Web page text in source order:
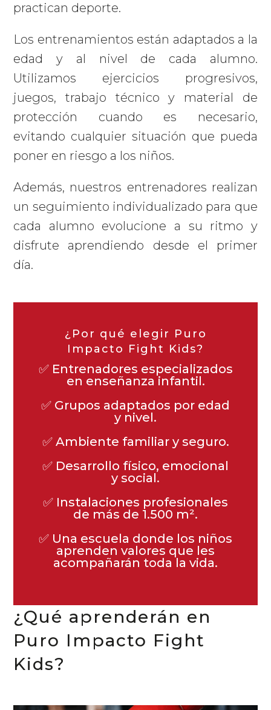
practican deporte.
Los entrenamientos están adaptados a la
edad y al nivel de cada alumno.
Utilizamos ejercicios progresivos,
juegos, trabajo técnico y material de
protección cuando es necesario,
evitando cualquier situación que pueda
poner en riesgo a los niños.
Además, nuestros entrenadores realizan
un seguimiento individualizado para que
cada alumno evolucione a su ritmo y
disfrute aprendiendo desde el primer
día.
¿Por qué elegir Puro
Impacto Fight Kids?
✅ Entrenadores especializados
en enseñanza infantil.
✅ Grupos adaptados por edad
y nivel.
✅ Ambiente familiar y seguro.
✅ Desarrollo físico, emocional
y social.
✅ Instalaciones profesionales
de más de 1.500 m².
✅ Una escuela donde los niños
aprenden valores que les
acompañarán toda la vida.
¿Qué aprenderán en
Puro Impacto Fight
Kids?